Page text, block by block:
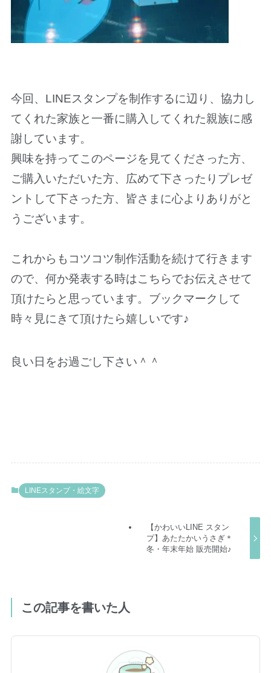
今回、LINEスタンプを制作するに辺り、協力し
てくれた家族と一番に購入してくれた親族に感
謝しています。
興味を持ってこのページを見てくださった方、
ご購入いただいた方、広めて下さったりプレゼ
ントして下さった方、皆さまに心よりありがと
うございます。
これからもコツコツ制作活動を続けて行きます
ので、何か発表する時はこちらでお伝えさせて
頂けたらと思っています。ブックマークして
時々見にきて頂けたら嬉しいです♪
良い日をお過ごし下さい＾＾
LINEスタンプ・絵文字
【かわいいLINE スタン
プ】あたたかいうさぎ＊
冬・年末年始 販売開始♪
この記事を書いた人